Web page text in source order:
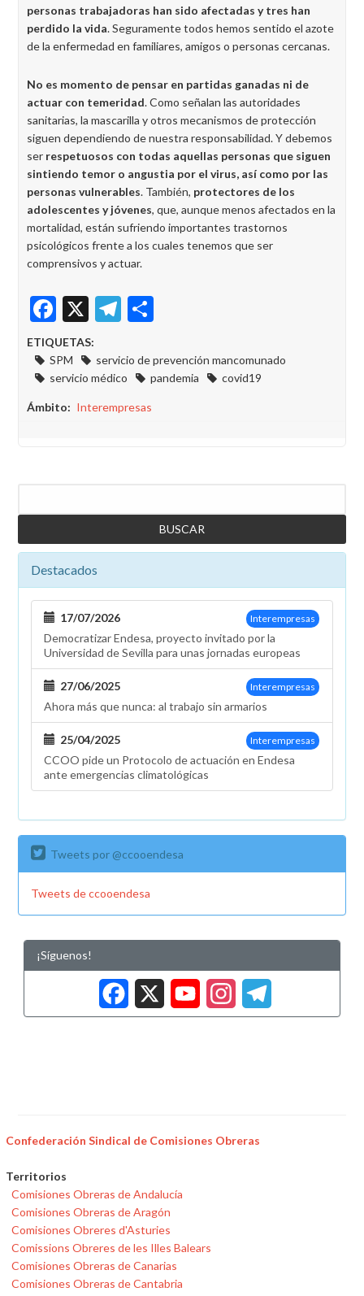
personas trabajadoras han sido afectadas y tres han
perdido la vida. Seguramente todos hemos sentido el azote
de la enfermedad en familiares, amigos o personas cercanas.
No es momento de pensar en partidas ganadas ni de
actuar con temeridad. Como señalan las autoridades
sanitarias, la mascarilla y otros mecanismos de protección
siguen dependiendo de nuestra responsabilidad. Y debemos
ser respetuosos con todas aquellas personas que siguen
sintiendo temor o angustia por el virus, así como por las
personas vulnerables. También, protectores de los
adolescentes y jóvenes, que, aunque menos afectados en la
mortalidad, están sufriendo importantes trastornos
psicológicos frente a los cuales tenemos que ser
comprensivos y actuar.
Facebook
X Telegram
ETIQUETAS:
SPM
servicio de prevención mancomunado
servicio médico
pandemia covid19
Ámbito Interempresas
Destacados
Interempresas
17/07/2026
Democratizar Endesa, proyecto invitado por la
Universidad de Sevilla para unas jornadas europeas
Interempresas
27/06/2025
Ahora más que nunca: al trabajo sin armarios
Interempresas
25/04/2025
CCOO pide un Protocolo de actuación en Endesa
ante emergencias climatológicas
Tweets por @ccooendesa
Tweets de ccooendesa
¡Síguenos!
Facebook
X
Confederación Sindical de Comisiones Obreras
Territorios
Comisiones Obreras de Andalucía
Comisiones Obreras de Aragón
Comisiones Obreres d'Asturies
Comissions Obreres de les Illes Balears
Comisiones Obreras de Canarias
Comisiones Obreras de Cantabria